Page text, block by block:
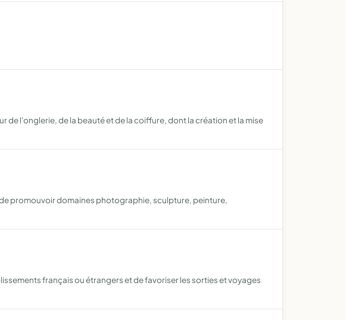
l'onglerie, de la beauté et de la coiffure, dont la création et la mise
promouvoir domaines photographie, sculpture, peinture,
français ou étrangers et de favoriser les sorties et voyages